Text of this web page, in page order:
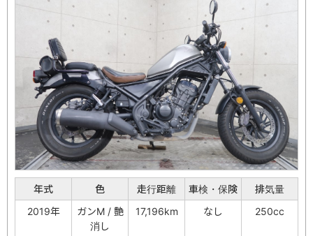
年式 色 走行距離 車検・保険
排気量
2019年
ガンM / 艶
消し
17,196km なし 250cc